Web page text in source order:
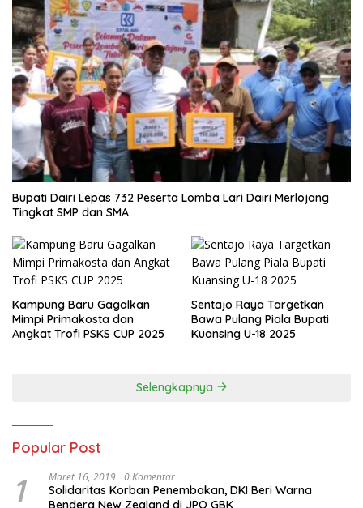
Bupati Dairi Lepas 732 Peserta Lomba Lari Dairi Merlojang
Tingkat SMP dan SMA
Kampung Baru Gagalkan
Mimpi Primakosta dan
Angkat Trofi PSKS CUP 2025
Sentajo Raya Targetkan
Bawa Pulang Piala Bupati
Kuansing U-18 2025
Selengkapnya
Popular Post
1 Maret 16, 2019 0 Komentar
Solidaritas Korban Penembakan, DKI Beri Warna
Bendera New Zealand di JPO GBK